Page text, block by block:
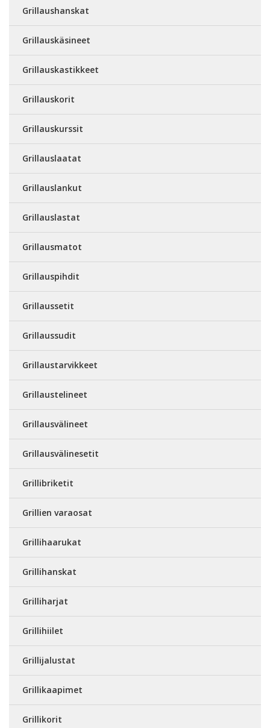
Grillaushanskat
Grillauskäsineet
Grillauskastikkeet
Grillauskorit
Grillauskurssit
Grillauslaatat
Grillauslankut
Grillauslastat
Grillausmatot
Grillauspihdit
Grillaussetit
Grillaussudit
Grillaustarvikkeet
Grillaustelineet
Grillausvälineet
Grillausvälinesetit
Grillibriketit
Grillien varaosat
Grillihaarukat
Grillihanskat
Grilliharjat
Grillihiilet
Grillijalustat
Grillikaapimet
Grillikorit